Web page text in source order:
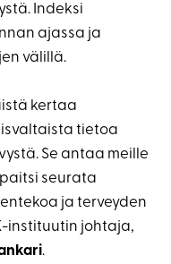
Indeksi
ajassa ja
välillä.
kertaa
tietoa
Se antaa meille
seurata
ja terveyden
instituutin johtaja,
.